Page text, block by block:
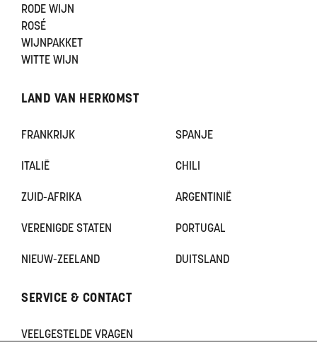
RODE WIJN
ROSÉ
WIJNPAKKET
WITTE WIJN
LAND VAN HERKOMST
FRANKRIJK SPANJE
ITALIË CHILI
ZUID-AFRIKA ARGENTINIË
VERENIGDE STATEN PORTUGAL
NIEUW-ZEELAND DUITSLAND
SERVICE & CONTACT
VEELGESTELDE VRAGEN